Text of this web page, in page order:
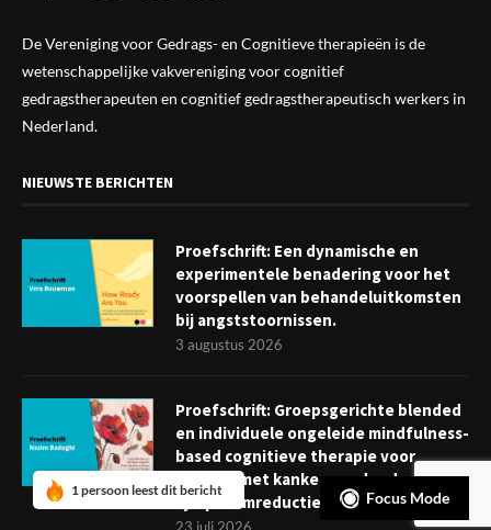
De Vereniging voor Gedrags- en Cognitieve therapieën is de
wetenschappelijke vakverenigingvoor cognitief
gedragstherapeuten en cognitief gedragstherapeutisch werkers in
Nederland.
NIEUWSTE BERICHTEN
Proefschrift: Een dynamische en
experimentele benadering voor het
voorspellen van behandeluitkomsten
bij angststoornissen.
3 augustus 2026
Proefschrift: Groepsgerichte blended
en individuele ongeleide mindfulness-
based cognitieve therapie voor
mensen met kanker: verder dan
symptoomreductie
Focus Mode
1 persoon leest dit bericht